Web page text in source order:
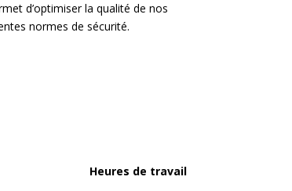
d’optimiser la qualité de nos
normes de sécurité.
Heures de travail